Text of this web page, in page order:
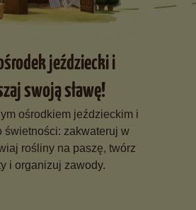
jeździecki i
swoją sławę!
ośrodkiem jeździeckim i
świetności: zakwateruj w
rośliny na paszę, twórz
i organizuj zawody.